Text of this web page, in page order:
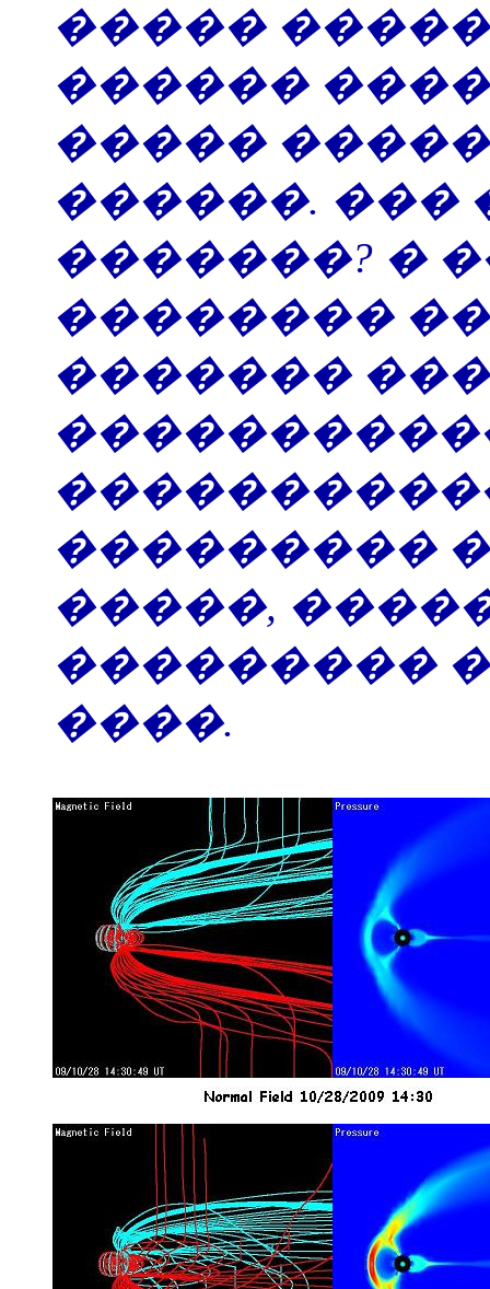
�����
������
�����
������. ���
�������? �
��������
�������
���������
�����,
���������
����.